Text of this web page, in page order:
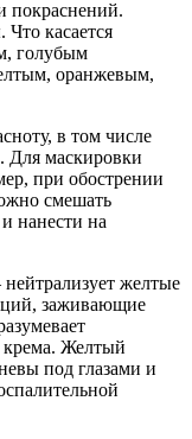
покраснений.
касается
голубым
оранжевым,
в том числе
Для маскировки
при обострении
смешать
нанести на
желтые
заживающие
крема. Желтый
под глазами и